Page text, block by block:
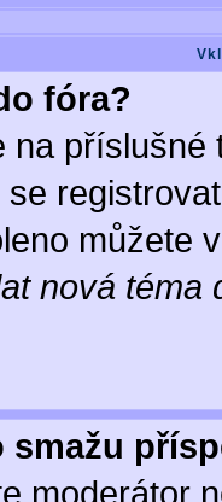
fóra?
na
můžete
nová téma
smažu
moderátor